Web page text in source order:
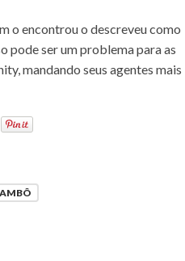
o encontrou o descreveu como
pode ser um problema para as
mandando seus agentes mais